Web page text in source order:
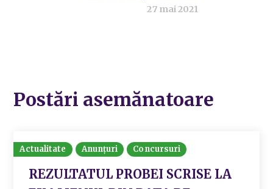
27 mai 2021
Postări asemănatoare
Actualitate Anunțuri Concursuri
REZULTATUL PROBEI SCRISE LA